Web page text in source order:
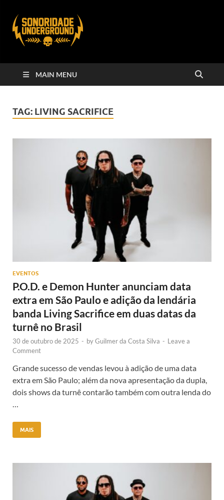
MAIN MENU
TAG: LIVING SACRIFICE
EVENTOS
P.O.D. e Demon Hunter anunciam data
extra em São Paulo e adição da lendária
banda Living Sacrifice em duas datas da
turnê no Brasil
30 de outubro de 2025 - byGuilmer da Costa Silva - Leave a
Comment
Grande sucesso de vendas levou à adição de uma data
extra em São Paulo; além da nova apresentação da dupla,
dois shows da turnê contarão também com outra lenda do
MAIS